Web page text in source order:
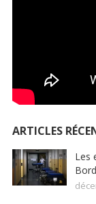
ARTICLES
Les